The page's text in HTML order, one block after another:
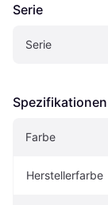
Serie
Serie
Spezifikationen
Farbe
Herstellerfarbe